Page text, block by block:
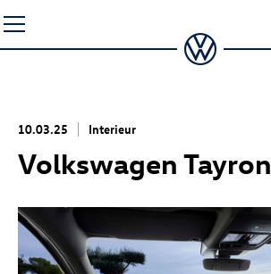
Seiteninhalt
springen
10.03.25 Interieur
Volkswagen Tayron